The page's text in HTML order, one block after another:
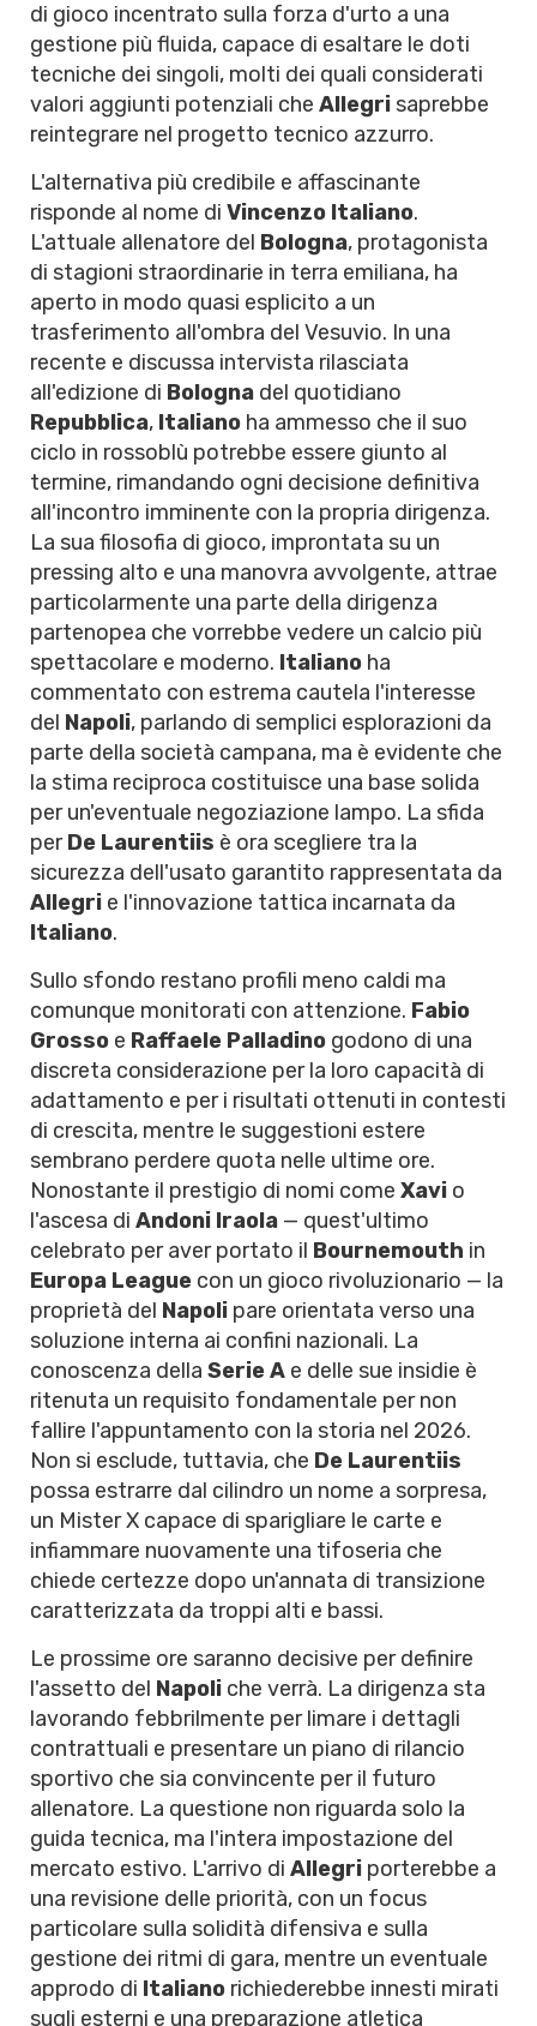
di gioco incentrato sulla forza d'urto a una
gestione più fluida, capace di esaltare le doti
tecniche dei singoli, molti dei quali considerati
valori aggiunti potenziali che Allegri saprebbe
reintegrare nel progetto tecnico azzurro.
L'alternativa più credibile e affascinante
risponde al nome di Vincenzo Italiano.
L'attuale allenatore del Bologna, protagonista
di stagioni straordinarie in terra emiliana, ha
aperto in modo quasi esplicito a un
trasferimento all'ombra del Vesuvio. In una
recente e discussa intervista rilasciata
all'edizione di Bologna del quotidiano
Repubblica, Italiano ha ammesso che il suo
ciclo in rossoblù potrebbe essere giunto al
termine, rimandando ogni decisione definitiva
all'incontro imminente con la propria dirigenza.
La sua filosofia di gioco, improntata su un
pressing alto e una manovra avvolgente, attrae
particolarmente una parte della dirigenza
partenopea che vorrebbe vedere un calcio più
spettacolare e moderno. Italiano ha
commentato con estrema cautela l'interesse
del Napoli, parlando di semplici esplorazioni da
parte della società campana, ma è evidente che
la stima reciproca costituisce una base solida
per un'eventuale negoziazione lampo. La sfida
perDe Laurentiis è ora scegliere tra la
sicurezza dell'usato garantito rappresentata da
Allegri e l'innovazione tattica incarnata da
Italiano.
Sullo sfondo restano profili meno caldi ma
comunque monitorati con attenzione. Fabio
Grosso e Raffaele Palladino godono di una
discreta considerazione per la loro capacità di
adattamento e per i risultati ottenuti in contesti
di crescita, mentre le suggestioni estere
sembrano perdere quota nelle ultime ore.
Nonostante il prestigio di nomi come Xavi o
l'ascesa di Andoni Iraola — quest'ultimo
celebrato per aver portato il Bournemouth in
Europa League con un gioco rivoluzionario — la
proprietà del Napoli pare orientata verso una
soluzione interna ai confini nazionali. La
conoscenza della Serie A e delle sue insidie è
ritenuta un requisito fondamentale per non
fallire l'appuntamento con la storia nel 2026.
Non si esclude, tuttavia, che De Laurentiis
possa estrarre dal cilindro un nome a sorpresa,
un Mister X capace di sparigliare le carte e
infiammare nuovamente una tifoseria che
chiede certezze dopo un'annata di transizione
caratterizzata da troppi alti e bassi.
Le prossime ore saranno decisive per definire
l'assetto del Napoli che verrà. La dirigenza sta
lavorando febbrilmente per limare i dettagli
contrattuali e presentare un piano di rilancio
sportivo che sia convincente per il futuro
allenatore. La questione non riguarda solo la
guida tecnica, ma l'intera impostazione del
mercato estivo. L'arrivo di Allegri porterebbe a
una revisione delle priorità, con un focus
particolare sulla solidità difensiva e sulla
gestione dei ritmi di gara, mentre un eventuale
approdo di Italiano richiederebbe innesti mirati
sugli esterni e una preparazione atletica